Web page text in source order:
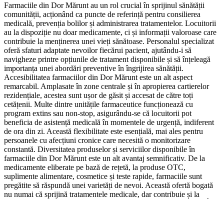
Farmaciile din Dor Mărunt au un rol crucial în sprijinul sănătății
comunității, acționând ca puncte de referință pentru consilierea
medicală, prevenția bolilor și administrarea tratamentelor. Locuitorii
au la dispoziție nu doar medicamente, ci și informații valoroase care
contribuie la menținerea unei vieți sănătoase. Personalul specializat
oferă sfaturi adaptate nevoilor fiecărui pacient, ajutându-i să
navigheze printre opțiunile de tratament disponibile și să înțeleagă
importanța unei abordări preventive în îngrijirea sănătății.
Accesibilitatea farmaciilor din Dor Mărunt este un alt aspect
remarcabil. Amplasate în zone centrale și în apropierea cartierelor
rezidențiale, acestea sunt ușor de găsit și accesat de către toți
cetățenii. Multe dintre unitățile farmaceutice funcționează cu
program extins sau non-stop, asigurându-se că locuitorii pot
beneficia de asistență medicală în momentele de urgență, indiferent
de ora din zi. Această flexibilitate este esențială, mai ales pentru
persoanele cu afecțiuni cronice care necesită o monitorizare
constantă. Diversitatea produselor și serviciilor disponibile în
farmaciile din Dor Mărunt este un alt avantaj semnificativ. De la
medicamente eliberate pe bază de rețetă, la produse OTC,
suplimente alimentare, cosmetice și teste rapide, farmaciile sunt
pregătite să răspundă unei varietăți de nevoi. Această ofertă bogată
nu numai că sprijină tratamentele medicale, dar contribuie și la